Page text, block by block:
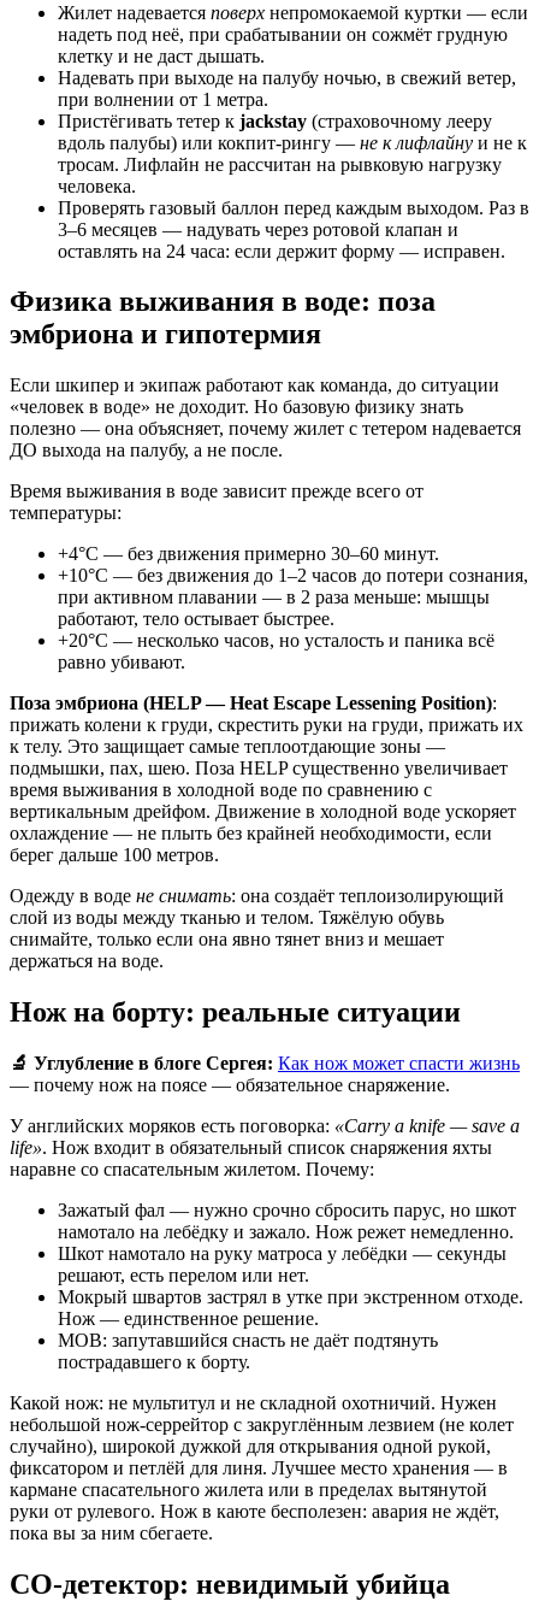
Жилет надевается поверх непромокаемой куртки — если
надеть под неё, при срабатывании он сожмёт грудную
клетку и не даст дышать.
Надевать при выходе на палубу ночью, в свежий ветер,
при волнении от 1 метра.
Пристёгивать тетер к jackstay (страховочному лееру
вдоль палубы) или кокпит-рингу — не к лифлайну и не к
тросам. Лифлайн не рассчитан на рывковую нагрузку
человека.
Проверять газовый баллон перед каждым выходом. Раз в
3–6 месяцев — надувать через ротовой клапан и
оставлять на 24 часа: если держит форму — исправен.
Физика выживания в воде: поза
эмбриона и гипотермия
Если шкипер и экипаж работают как команда, до ситуации
«человек в воде» не доходит. Но базовую физику знать
полезно — она объясняет, почему жилет с тетером надевается
ДО выхода на палубу, а не после.
Время выживания в воде зависит прежде всего от
температуры:
+4°С — без движения примерно 30–60 минут.
+10°С — без движения до 1–2 часов до потери сознания,
при активном плавании — в 2 раза меньше: мышцы
работают, тело остывает быстрее.
+20°С — несколько часов, но усталость и паника всё
равно убивают.
Поза эмбриона (HELP — Heat Escape Lessening Position):
прижать колени к груди, скрестить руки на груди, прижать их
к телу. Это защищает самые теплоотдающие зоны —
подмышки, пах, шею. Поза HELP существенно увеличивает
время выживания в холодной воде по сравнению с
вертикальным дрейфом. Движение в холодной воде ускоряет
охлаждение — не плыть без крайней необходимости, если
берег дальше 100 метров.
Одежду в воде не снимать: она создаёт теплоизолирующий
слой из воды между тканью и телом. Тяжёлую обувь
снимайте, только если она явно тянет вниз и мешает
держаться на воде.
Нож на борту: реальные ситуации
🔬 Углубление в блоге Сергея: Как нож может спасти жизнь
— почему нож на поясе — обязательное снаряжение.
У английских моряков есть поговорка: «Carry a knife — save a
life». Нож входит в обязательный список снаряжения яхты
наравне со спасательным жилетом. Почему:
Зажатый фал — нужно срочно сбросить парус, но шкот
намотало на лебёдку и зажало. Нож режет немедленно.
Шкот намотало на руку матроса у лебёдки — секунды
решают, есть перелом или нет.
Мокрый швартов застрял в утке при экстренном отходе.
Нож — единственное решение.
MOB: запутавшийся снасть не даёт подтянуть
пострадавшего к борту.
Какой нож: не мультитул и не складной охотничий. Нужен
небольшой нож-серрейтор с закруглённым лезвием (не колет
случайно), широкой дужкой для открывания одной рукой,
фиксатором и петлёй для линя. Лучшее место хранения — в
кармане спасательного жилета или в пределах вытянутой
руки от рулевого. Нож в каюте бесполезен: авария не ждёт,
пока вы за ним сбегаете.
СО-детектор: невидимый убийца